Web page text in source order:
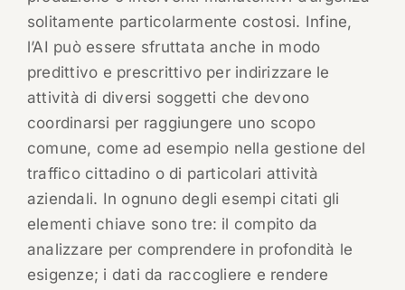
solitamente particolarmente costosi. Infine,
l’AI può essere sfruttata anche in modo
predittivo e prescrittivo per indirizzare le
attività di diversi soggetti che devono
coordinarsi per raggiungere uno scopo
comune, come ad esempio nella gestione del
traffico cittadino o di particolari attività
aziendali. In ognuno degli esempi citati gli
elementi chiave sono tre: il compito da
analizzare per comprendere in profondità le
esigenze; i dati da raccogliere e rendere